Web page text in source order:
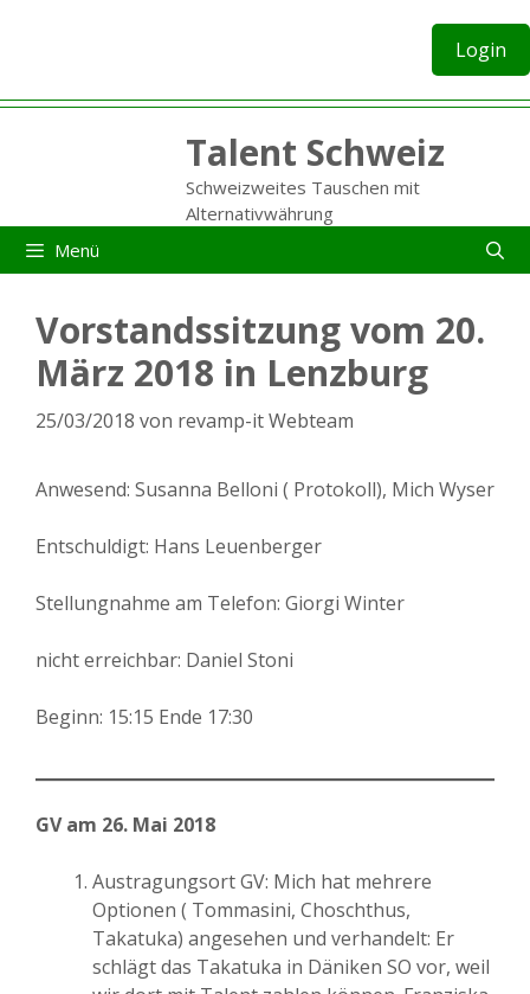
Login
Talent Schweiz
Schweizweites Tauschen mit
Alternativwährung
Menü
Vorstandssitzung vom 20.
März 2018 in Lenzburg
25/03/2018 von revamp-it Webteam
Anwesend: Susanna Belloni ( Protokoll), Mich Wyser
Entschuldigt: Hans Leuenberger
Stellungnahme am Telefon: Giorgi Winter
nicht erreichbar: Daniel Stoni
Beginn: 15:15 Ende 17:30
GV am 26. Mai 2018
Austragungsort GV: Mich hat mehrere
Optionen ( Tommasini, Choschthus,
Takatuka) angesehen und verhandelt: Er
schlägt das Takatuka in Däniken SO vor, weil